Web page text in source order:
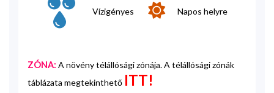
Vízigényes Napos helyre
ZÓNA: A növény télállósági zónája. A télállósági zónák
táblázata megtekinthető ITT!